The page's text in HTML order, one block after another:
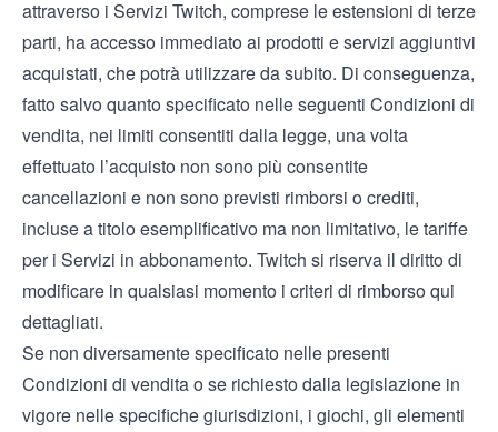
attraverso i Servizi Twitch, comprese le estensioni di terze
parti, ha accesso immediato ai prodotti e servizi aggiuntivi
acquistati, che potrà utilizzare da subito. Di conseguenza,
fatto salvo quanto specificato nelle seguenti Condizioni di
vendita, nei limiti consentiti dalla legge, una volta
effettuato l’acquisto non sono più consentite
cancellazioni e non sono previsti rimborsi o crediti,
incluse a titolo esemplificativo ma non limitativo, le tariffe
per i Servizi in abbonamento. Twitch si riserva il diritto di
modificare in qualsiasi momento i criteri di rimborso qui
dettagliati.
Se non diversamente specificato nelle presenti
Condizioni di vendita o se richiesto dalla legislazione in
vigore nelle specifiche giurisdizioni, i giochi, gli elementi